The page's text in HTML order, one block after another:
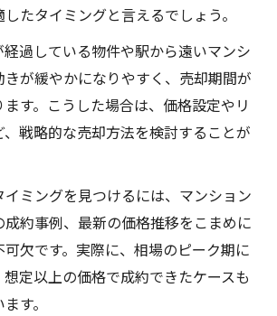
たタイミングと言えるでしょう。
過している物件や駅から遠いマンシ
きが緩やかになりやすく、売却期間が
す。こうした場合は、価格設定やリ
戦略的な売却方法を検討することが
ミングを見つけるには、マンション
約事例、最新の価格推移をこまめに
欠です。実際に、相場のピーク期に
定以上の価格で成約できたケースも
す。